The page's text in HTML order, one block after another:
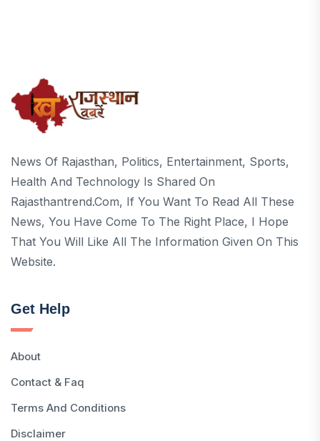
News Of Rajasthan, Politics, Entertainment, Sports,
Health And Technology Is Shared On
Rajasthantrend.com, If You Want To Read All These
News, You Have Come To The Right Place, I Hope
That You Will Like All The Information Given On This
Website.
Get Help
About
Contact & Faq
Terms And Conditions
Disclaimer